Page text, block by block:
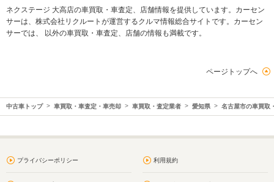
ネクステージ 大高店の車買取・車査定、店舗情報を提供しています。カーセン
サーは、株式会社リクルートが運営するクルマ情報総合サイトです。カーセン
サーでは、 以外の車買取・車査定、店舗の情報も満載です。
ページトップへ
中古車トップ 車買取・車査定・車売却 車買取・査定業者 愛知県 名古屋市の車買取
プライバシーポリシー 利用規約